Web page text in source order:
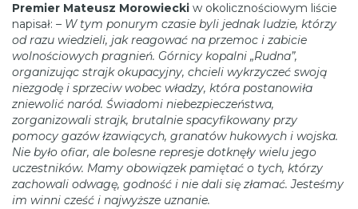
Premier Mateusz Morowiecki w okolicznościowym liście
napisał: – W tym ponurym czasie byli jednak ludzie, którzy
od razu wiedzieli, jak reagować na przemoc i zabicie
wolnościowych pragnień. Górnicy kopalni „Rudna”,
organizując strajk okupacyjny, chcieli wykrzyczeć swoją
niezgodę i sprzeciw wobec władzy, która postanowiła
zniewolić naród. Świadomi niebezpieczeństwa,
zorganizowali strajk, brutalnie spacyfikowany przy
pomocy gazów łzawiących, granatów hukowych i wojska.
Nie było ofiar, ale bolesne represje dotknęły wielu jego
uczestników. Mamy obowiązek pamiętać o tych, którzy
zachowali odwagę, godność i nie dali się złamać. Jesteśmy
im winni cześć i najwyższe uznanie.